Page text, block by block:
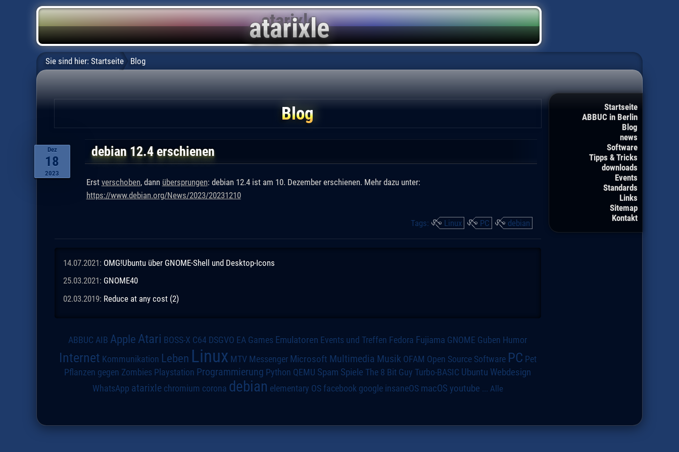
Startseite
ABBUC in Berlin
Blog
news
Software
Tipps & Tricks
downloads
Events
Standards
Links
Sitemap
Kontakt
Sie sind hier: Startseite Blog
Blog
Dez
18
2023
debian 12.4 erschienen
Erst verschoben, dann übersprungen: debian 12.4 ist am 10. Dezember erschienen. Mehr dazu unter:
https://www.debian.org/News/2023/20231210
Tags: Linux PC debian
14.07.2021: OMG!Ubuntu über GNOME-Shell und Desktop-Icons
25.03.2021: GNOME40
02.03.2019: Reduce at any cost (2)
ABBUC AIB AppleAtari BOSS-X C64 DSGVO EA Games Emulatoren Events und Treffen Fedora Fujiama GNOME Guben Humor
Internet Kommunikation Leben Linux MTV Messenger Microsoft Multimedia Musik OFAM Open Source Software PC Pet
Pflanzen gegen Zombies Playstation Programmierung Python QEMU Spam Spiele The 8 Bit Guy Turbo-BASIC Ubuntu Webdesign
WhatsApp atarixle chromium corona debian elementary OS facebook google insaneOS macOS youtube ... Alle